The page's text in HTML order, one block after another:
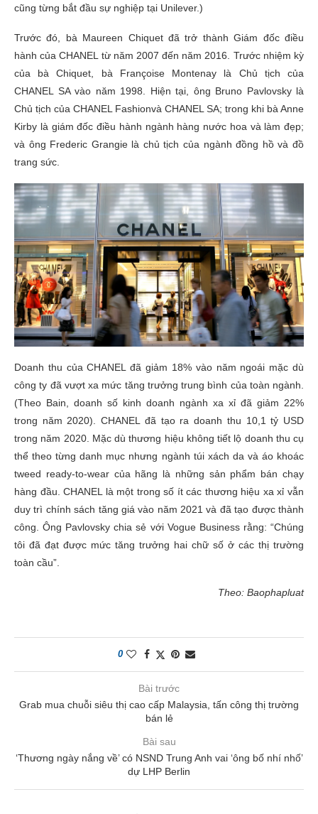
cũng từng bắt đầu sự nghiệp tại Unilever.)
Trước đó, bà Maureen Chiquet đã trở thành Giám đốc điều
hành của CHANEL từ năm 2007 đến năm 2016. Trước nhiệm kỳ
của bà Chiquet, bà Françoise Montenay là Chủ tịch của
CHANEL SA vào năm 1998. Hiện tại, ông Bruno Pavlovsky là
Chủ tịch của CHANEL Fashionvà CHANEL SA; trong khi bà Anne
Kirby là giám đốc điều hành ngành hàng nước hoa và làm đẹp;
và ông Frederic Grangie là chủ tịch của ngành đồng hồ và đồ
trang sức.
Doanh thu của CHANEL đã giảm 18% vào năm ngoái mặc dù
công ty đã vượt xa mức tăng trưởng trung bình của toàn ngành.
(Theo Bain, doanh số kinh doanh ngành xa xỉ đã giảm 22%
trong năm 2020). CHANEL đã tạo ra doanh thu 10,1 tỷ USD
trong năm 2020. Mặc dù thương hiệu không tiết lộ doanh thu cụ
thể theo từng danh mục nhưng ngành túi xách da và áo khoác
tweed ready-to-wear của hãng là những sản phẩm bán chạy
hàng đầu. CHANEL là một trong số ít các thương hiệu xa xỉ vẫn
duy trì chính sách tăng giá vào năm 2021 và đã tạo được thành
công. Ông Pavlovsky chia sẻ với Vogue Business rằng: “Chúng
tôi đã đạt được mức tăng trưởng hai chữ số ở các thị trường
toàn cầu”.
Theo: Baophapluat
0
Bài trước
Grab mua chuỗi siêu thị cao cấp Malaysia, tấn công thị trường
bán lẻ
Bài sau
‘Thương ngày nắng về’ có NSND Trung Anh vai ‘ông bố nhí nhố’
dự LHP Berlin